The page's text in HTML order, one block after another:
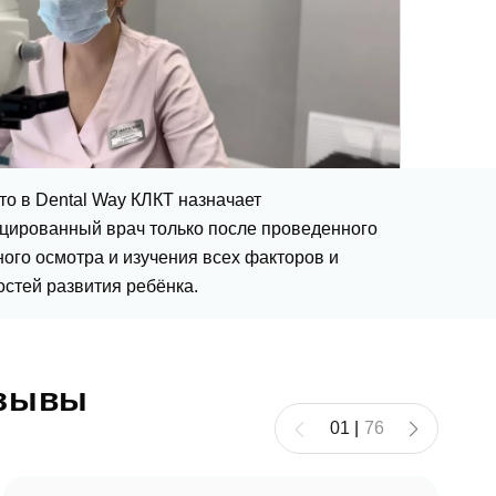
в Dental Way КЛКТ назначает
врач только после проведенного
осмотра и изучения всех факторов и
развития ребёнка.
01 76